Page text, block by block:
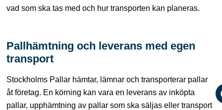
vad som ska tas med och hur transporten kan planeras.
Pallhämtning och leverans med egen
transport
Stockholms Pallar hämtar, lämnar och transporterar pallar
åt företag. En körning kan vara en leverans av inköpta
pallar, upphämtning av pallar som ska säljas eller transport